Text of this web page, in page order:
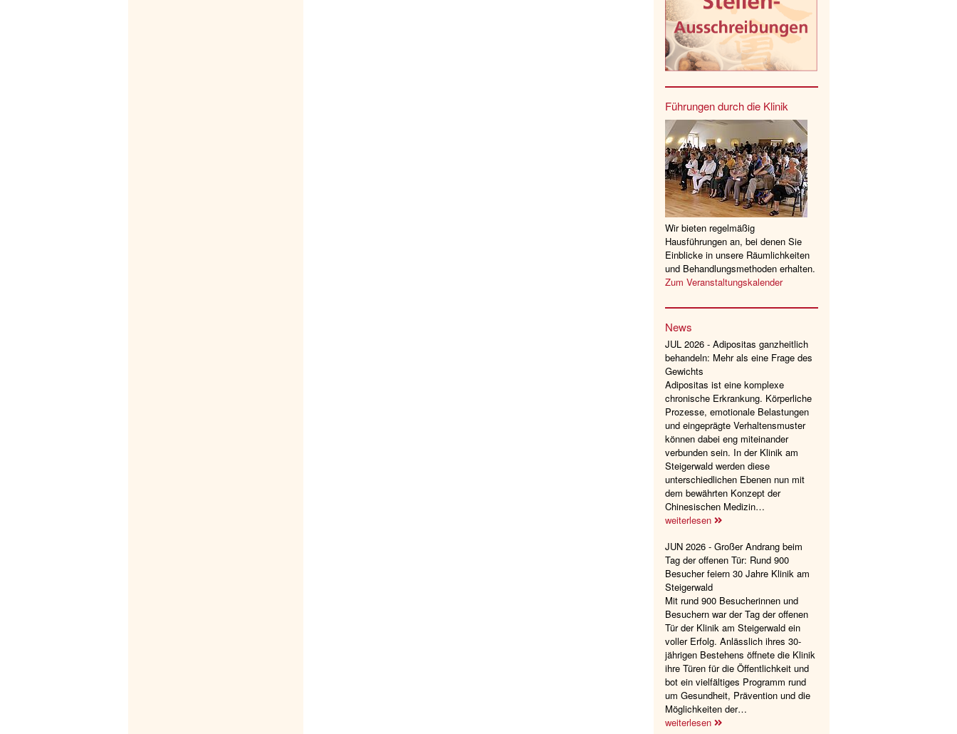
Führungen durch die Klinik
Wir bieten regelmäßig
Hausführungen an, bei denen Sie
Einblicke in unsere Räumlichkeiten
und Behandlungsmethoden erhalten.
Zum Veranstaltungskalender
News
JUL 2026 - Adipositas ganzheitlich
behandeln: Mehr als eine Frage des
Gewichts
Adipositas ist eine komplexe
chronische Erkrankung. Körperliche
Prozesse, emotionale Belastungen
und eingeprägte Verhaltensmuster
können dabei eng miteinander
verbunden sein. In der Klinik am
Steigerwald werden diese
unterschiedlichen Ebenen nun mit
dem bewährten Konzept der
Chinesischen Medizin…
weiterlesen
JUN 2026 - Großer Andrang beim
Tag der offenen Tür: Rund 900
Besucher feiern 30 Jahre Klinik am
Steigerwald
Mit rund 900 Besucherinnen und
Besuchern war der Tag der offenen
Tür der Klinik am Steigerwald ein
voller Erfolg. Anlässlich ihres 30-
jährigen Bestehens öffnete die Klinik
ihre Türen für die Öffentlichkeit und
bot ein vielfältiges Programm rund
um Gesundheit, Prävention und die
Möglichkeiten der…
weiterlesen